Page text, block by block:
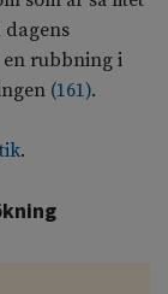
rubbning i
(161).
.